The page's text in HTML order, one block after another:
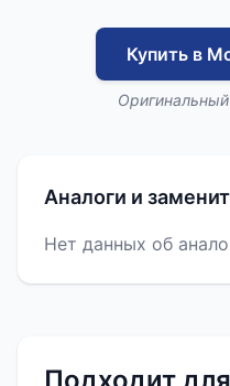
Купить в
Оригинальный
Аналоги и
Нет данных об